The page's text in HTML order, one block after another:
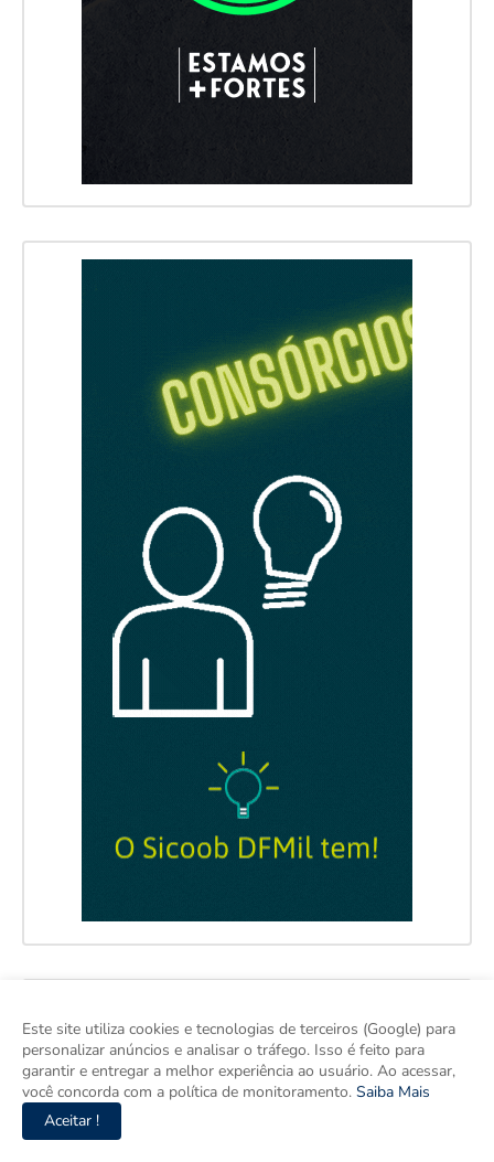
Este site utiliza cookies e tecnologias de terceiros (Google) para
personalizar anúncios e analisar o tráfego. Isso é feito para
garantir e entregar a melhor experiência ao usuário. Ao acessar,
você concorda com a política de monitoramento. Saiba Mais
Aceitar !